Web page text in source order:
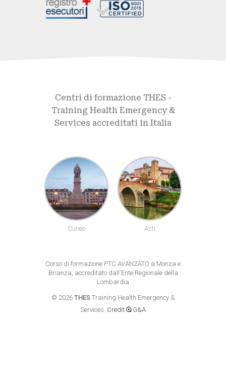
Centri di formazione THES -
Training Health Emergency &
Services accreditati in Italia
Asti Alessandria
Corso di formazione PTC AVANZATO a Monza e
Brianza, accreditato dall'Ente Regionale della
Lombardia
© 2026 THESTraining Health Emergency &
Services. Credit G&A